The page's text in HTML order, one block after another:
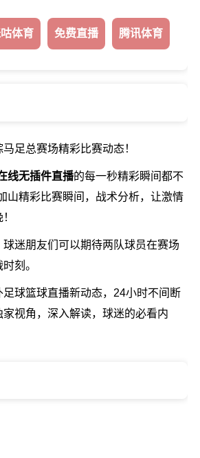
体育 免费直播 腾讯体育
足总赛场精彩比赛动态！
线无插件直播的每一秒精彩瞬间都不
山精彩比赛瞬间，战术分析，让激情
迷朋友们可以期待两队球员在赛场
刻。
球篮球直播新动态，24小时不间断
视角，深入解读，球迷的必看内